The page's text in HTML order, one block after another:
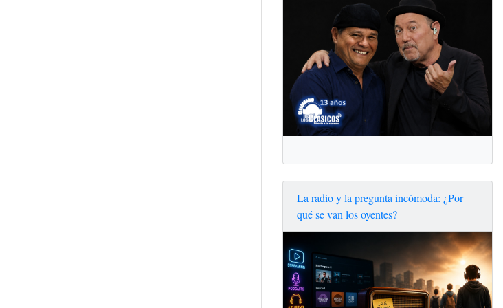
La radio y la pregunta incómoda: ¿Por
qué se van los oyentes?